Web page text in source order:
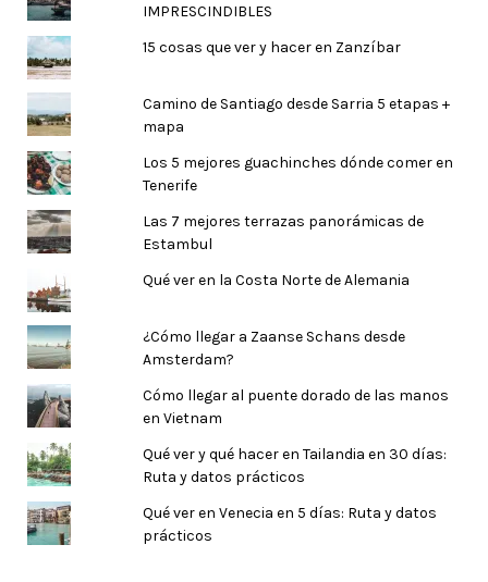
IMPRESCINDIBLES
15 cosas que ver y hacer en Zanzíbar
Camino de Santiago desde Sarria 5 etapas +
mapa
Los 5 mejores guachinches dónde comer en
Tenerife
Las 7 mejores terrazas panorámicas de
Estambul
Qué ver en la Costa Norte de Alemania
¿Cómo llegar a Zaanse Schans desde
Amsterdam?
Cómo llegar al puente dorado de las manos
en Vietnam
Qué ver y qué hacer en Tailandia en 30 días:
Ruta y datos prácticos
Qué ver en Venecia en 5 días: Ruta y datos
prácticos